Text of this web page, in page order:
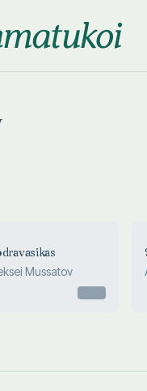
Mussatov